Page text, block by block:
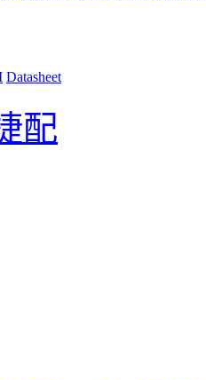
Datasheet
配